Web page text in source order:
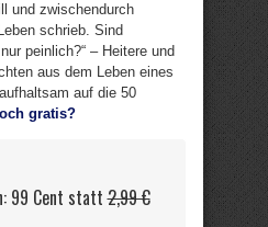
und zwischendurch
schrieb. Sind
peinlich?“ – Heitere und
aus dem Leben eines
auf die 50
gratis?
99 Cent statt2,99 €